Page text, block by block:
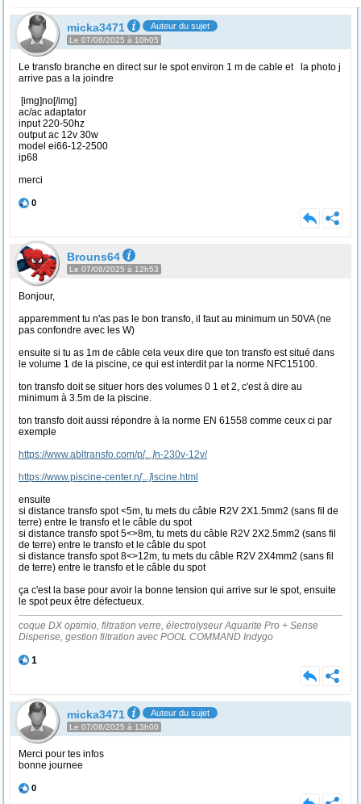
micka3471 Auteur du sujet
Le 07/08/2025 à 10h05
Le transfo branche en direct sur le spot environ 1 m de cable et la photo j
arrive pas a la joindre
[img]no[/img]
ac/ac adaptator
input 220-50hz
output ac 12v 30w
model ei66-12-2500
ip68
merci
0
Brouns64
Le 07/08/2025 à 12h53
Bonjour,
apparemment tu n'as pas le bon transfo, il faut au minimum un 50VA (ne
pas confondre avec les W)
ensuite si tu as 1m de câble cela veux dire que ton transfo est situé dans
le volume 1 de la piscine, ce qui est interdit par la norme NFC15100.
ton transfo doit se situer hors des volumes 0 1 et 2, c'est à dire au
minimum à 3.5m de la piscine.
ton transfo doit aussi répondre à la norme EN 61558 comme ceux ci par
exemple
https://www.abltransfo.com/p[...]n-230v-12v/
https://www.piscine-center.n[...]iscine.html
ensuite
si distance transfo spot <5m, tu mets du câble R2V 2X1.5mm2 (sans fil de
terre) entre le transfo et le câble du spot
si distance transfo spot 5<>8m, tu mets du câble R2V 2X2.5mm2 (sans fil
de terre) entre le transfo et le câble du spot
si distance transfo spot 8<>12m, tu mets du câble R2V 2X4mm2 (sans fil
de terre) entre le transfo et le câble du spot
ça c'est la base pour avoir la bonne tension qui arrive sur le spot, ensuite
le spot peux être défectueux.
coque DX optimio, filtration verre, électrolyseur Aquarite Pro + Sense
Dispense, gestion filtration avec POOL COMMAND Indygo
1
micka3471 Auteur du sujet
Le 07/08/2025 à 13h00
Merci pour tes infos
bonne journee
0